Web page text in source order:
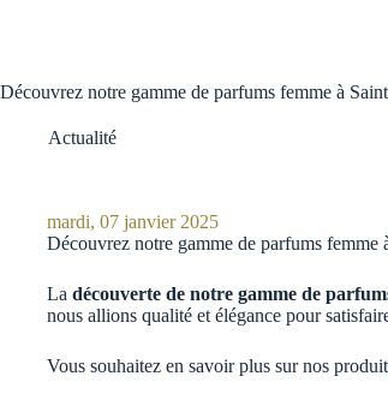
Découvrez notre gamme de parfums femme à
Actualité
mardi, 07 janvier 2025
Découvrez notre gamme de parfums femme
La découverte de notre gamme de
nous allions qualité et élégance pour
Vous souhaitez en savoir plus sur nos